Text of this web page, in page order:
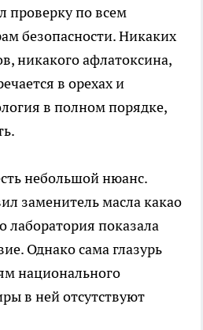
проверку по всем
безопасности. Никаких
никакого афлатоксина,
в орехах и
в полном порядке,
небольшой нюанс.
заменитель масла какао
лаборатория показала
Однако сама глазурь
национального
в ней отсутствуют